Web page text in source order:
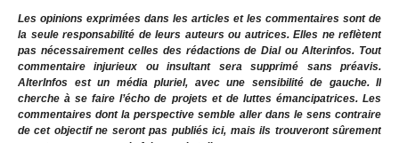
Les opinions exprimées dans les articles et les commentaires sont de
la seule responsabilité de leurs auteurs ou autrices. Elles ne reflètent
pas nécessairement celles des rédactions de Dial ou Alterinfos. Tout
commentaire injurieux ou insultant sera supprimé sans préavis.
AlterInfos est un média pluriel, avec une sensibilité de gauche. Il
cherche à se faire l’écho de projets et de luttes émancipatrices. Les
commentaires dont la perspective semble aller dans le sens contraire
de cet objectif ne seront pas publiés ici, mais ils trouveront sûrement